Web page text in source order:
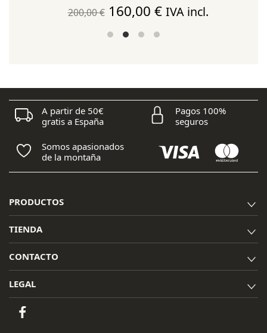
200,00€ El
precio
200,00 €.
160,00 €El
160,00 €.
IVA incl.
A partir de 50€
gratis a España
Pagos 100%
seguros
Somos apasionados
de la montaña
PRODUCTOS
TIENDA
CONTACTO
LEGAL